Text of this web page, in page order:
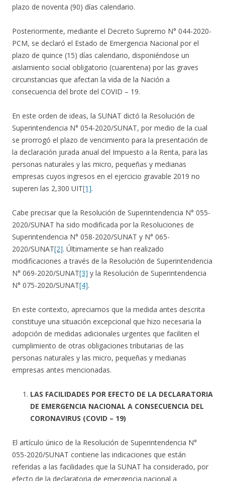
plazo de noventa (90) días calendario.
Posteriormente, mediante el Decreto Supremo N° 044-2020-
PCM, se declaró el Estado de Emergencia Nacional por el
plazo de quince (15) días calendario, disponiéndose un
aislamiento social obligatorio (cuarentena) por las graves
circunstancias que afectan la vida de la Nación a
consecuencia del brote del COVID – 19.
En este orden de ideas, la SUNAT dictó la Resolución de
Superintendencia N° 054-2020/SUNAT, por medio de la cual
se prorrogó el plazo de vencimiento para la presentación de
la declaración jurada anual del Impuesto a la Renta, para las
personas naturales y las micro, pequeñas y medianas
empresas cuyos ingresos en el ejercicio gravable 2019 no
superen las 2,300 UIT[1].
Cabe precisar que la Resolución de Superintendencia N° 055-
2020/SUNAT ha sido modificada por la Resoluciones de
Superintendencia N° 058-2020/SUNAT y N° 065-
2020/SUNAT[2]. Últimamente se han realizado
modificaciones a través de la Resolución de Superintendencia
N° 069-2020/SUNAT[3] y la Resolución de Superintendencia
N° 075-2020/SUNAT[4].
En este contexto, apreciamos que la medida antes descrita
constituye una situación excepcional que hizo necesaria la
adopción de medidas adicionales urgentes que faciliten el
cumplimiento de otras obligaciones tributarias de las
personas naturales y las micro, pequeñas y medianas
empresas antes mencionadas.
LAS FACILIDADES POR EFECTO DE LA DECLARATORIA
DE EMERGENCIA NACIONAL A CONSECUENCIA DEL
CORONAVIRUS (COVID – 19)
El artículo único de la Resolución de Superintendencia N°
055-2020/SUNAT contiene las indicaciones que están
referidas a las facilidades que la SUNAT ha considerado, por
efecto de la declaratoria de emergencia nacional a